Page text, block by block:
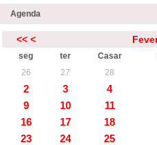
Agenda
<< <
seg ter Casar
26
27 28
2
3 4
9
10 11
16
17 18
23
24 25